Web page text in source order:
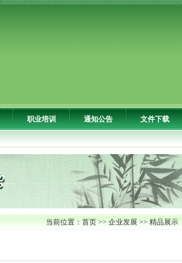
职业培训 通知公告 文件下载
当前位置： 首页>> 企业发展 >> 精品展示